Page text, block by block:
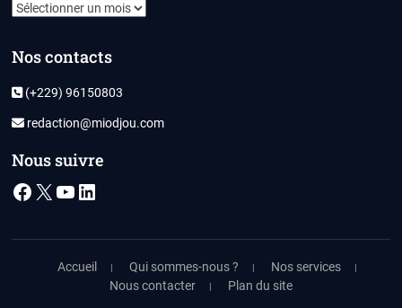
Nos contacts
(+229) 96150803
redaction@miodjou.com
Nous suivre
Facebook
X YouTube
LinkedIn
Accueil Qui sommes-nous ?
Nos services
Nous contacter
Plan du site